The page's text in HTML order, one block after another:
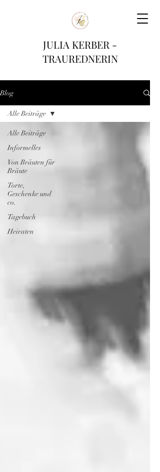
JULIA KERBER -
TRAUREDNERIN
Blog
Alle Beiträge
Informelles
Von Bräuten für
Bräute
Torte,
Geschenke und
co.
Tagebuch
Heiraten
Alle Beiträge